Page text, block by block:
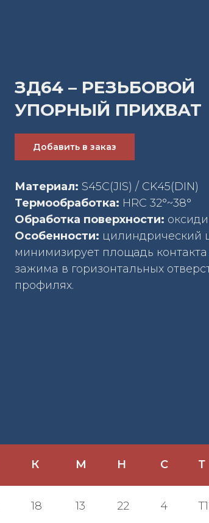
ЗД64 – РЕЗЬБОВОЙ
УПОРНЫЙ ПРИХВАТ
Добавить в заказ
Материал: S45C(JIS) / CK45(DIN)
Термообработка: HRC 32°~38°
Обработка поверхности:
Особенности: цилиндрический
минимизирует площадь
зажима в горизонтальных
профилях.
К М Н С Т
18 13 22 4